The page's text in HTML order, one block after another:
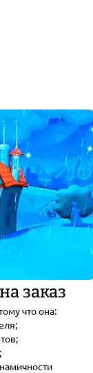
заказ
что она: